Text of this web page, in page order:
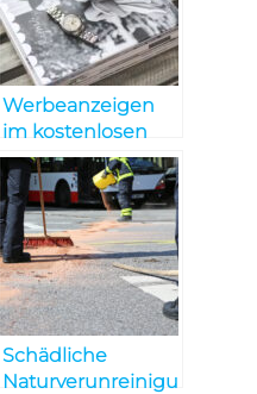
Werbeanzeigen
im kostenlosen
Bürgermagazin
Schädliche
Naturverunreinigu